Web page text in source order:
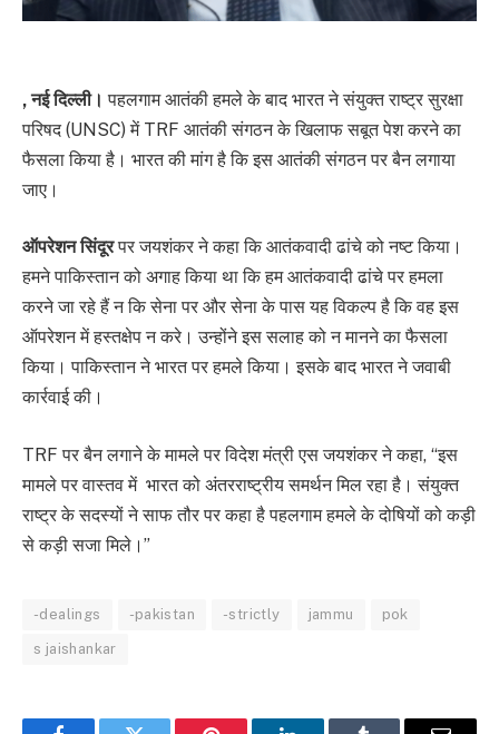
, नई दिल्ली।पहलगाम आतंकी हमले के बाद भारत ने संयुक्त राष्ट्र सुरक्षा
परिषद (UNSC) में TRF आतंकी संगठन के खिलाफ सबूत पेश करने का
फैसला किया है। भारत की मांग है कि इस आतंकी संगठन पर बैन लगाया
जाए।
ऑपरेशन सिंदूरपर जयशंकर ने कहा कि आतंकवादी ढांचे को नष्ट किया।
हमने पाकिस्तान को अगाह किया था कि हम आतंकवादी ढांचे पर हमला
करने जा रहे हैं न कि सेना पर और सेना के पास यह विकल्प है कि वह इस
ऑपरेशन में हस्तक्षेप न करे। उन्होंने इस सलाह को न मानने का फैसला
किया। पाकिस्तान ने भारत पर हमले किया। इसके बाद भारत ने जवाबी
कार्रवाई की।
TRF पर बैन लगाने के मामले पर विदेश मंत्री एस जयशंकर ने कहा, “इस
मामले पर वास्तव में भारत को अंतरराष्ट्रीय समर्थन मिल रहा है। संयुक्त
राष्ट्र के सदस्यों ने साफ तौर पर कहा है पहलगाम हमले के दोषियों को कड़ी
से कड़ी सजा मिले।”
-dealings -pakistan -strictly jammu pok
s jaishankar